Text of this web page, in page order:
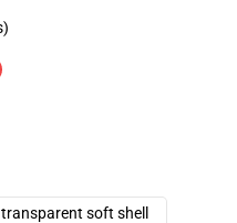
transparent soft shell